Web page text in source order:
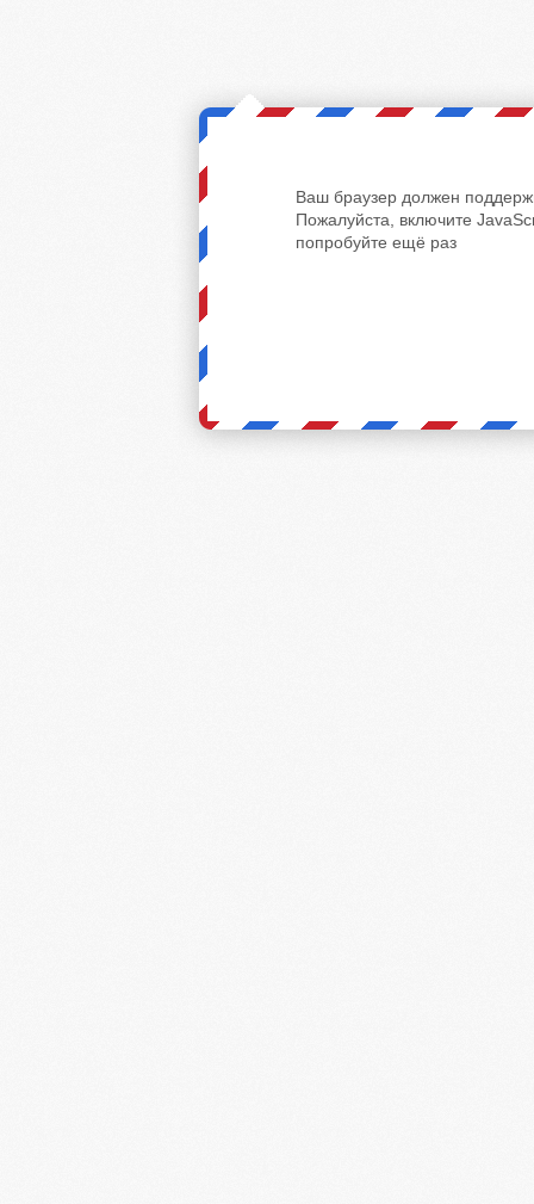
Ваш браузер должен
Пожалуйста, включите
попробуйте ещё раз